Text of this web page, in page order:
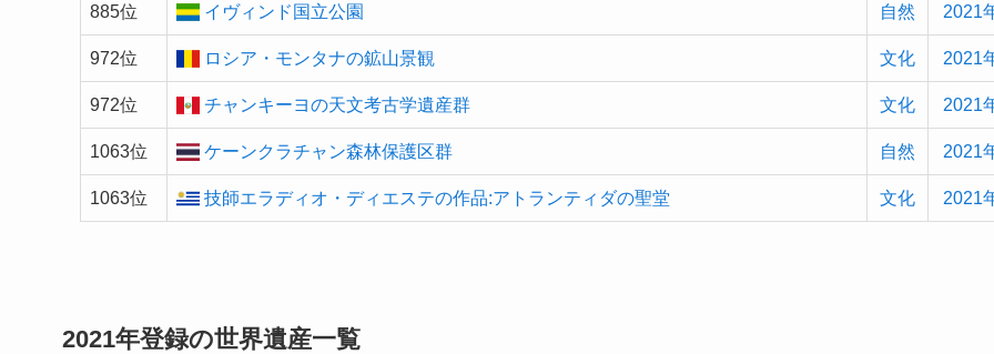
885位 イヴィンド国立公園 自然 2021
972位 ロシア・モンタナの鉱山景観 文化 2021
972位 チャンキーヨの天文考古学遺産群 文化 2021
1063位 ケーンクラチャン森林保護区群 自然 2021
1063位 技師エラディオ・ディエステの作品:アトランティダの聖堂 文化 2021
2021年登録の世界遺産一覧